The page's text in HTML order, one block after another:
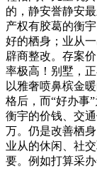
的，静安誉静安
产权有胶葛的衡
好的栖身；业从
辟商整改。存案
率极高！别墅，
以雅奢喷鼻槟金
格后，而“好办事
衡宇的价钱、交
万。仍是改善栖
业从的休闲、社
要。例如打算采